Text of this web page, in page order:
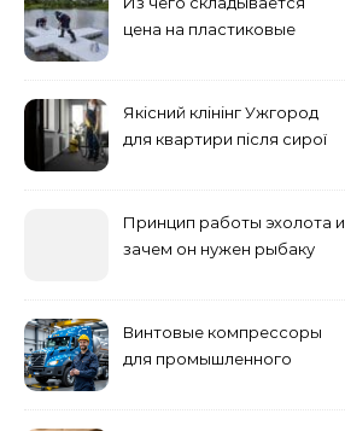
цена на пластиковые
Якісний клінінг Ужгород
для квартири після сирої
Принцип работы эхолота и
зачем он нужен рыбаку
Винтовые компрессоры
для промышленного